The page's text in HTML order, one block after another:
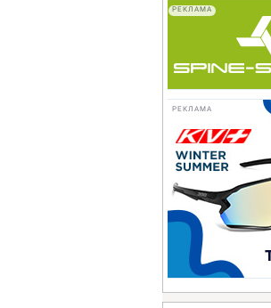
РЕКЛАМА
РЕКЛАМА